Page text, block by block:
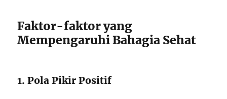
Faktor-faktor yang
Mempengaruhi Bahagia Sehat
1. Pola Pikir Positif